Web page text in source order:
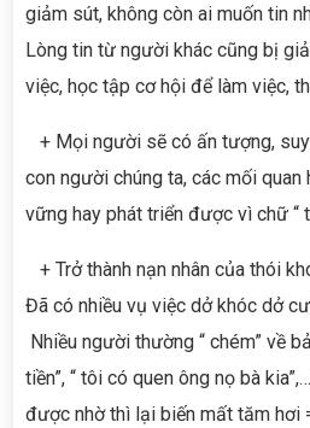
giảm sút, không còn ai muốn tin
Lòng tin từ người khác cũng bị
việc, học tập cơ hội để làm việc,
+ Mọi người sẽ có ấn tượng,
con người chúng ta, các mối quan
vững hay phát triển được vì chữ “
+ Trở thành nạn nhân của thói
Đã có nhiều vụ việc dở khóc dở
Nhiều người thường “ chém” về
tiền”, “ tôi có quen ông nọ bà
được nhờ thì lại biến mất tăm hơi